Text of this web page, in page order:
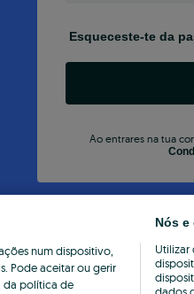
Esqueceste-te da
Ao entrares na tua
num dispositivo,
Pode aceitar ou gerir
da política de
Nós
Utilizar